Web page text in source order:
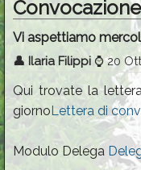
Organigramma
Info & Iscrizioni
Programmi e
Le squadre
Gallery
Vi aspettiamo
👤 Ilaria Filippi ⌚20
Qui trovate la
giornoLettera di
Modulo Delega